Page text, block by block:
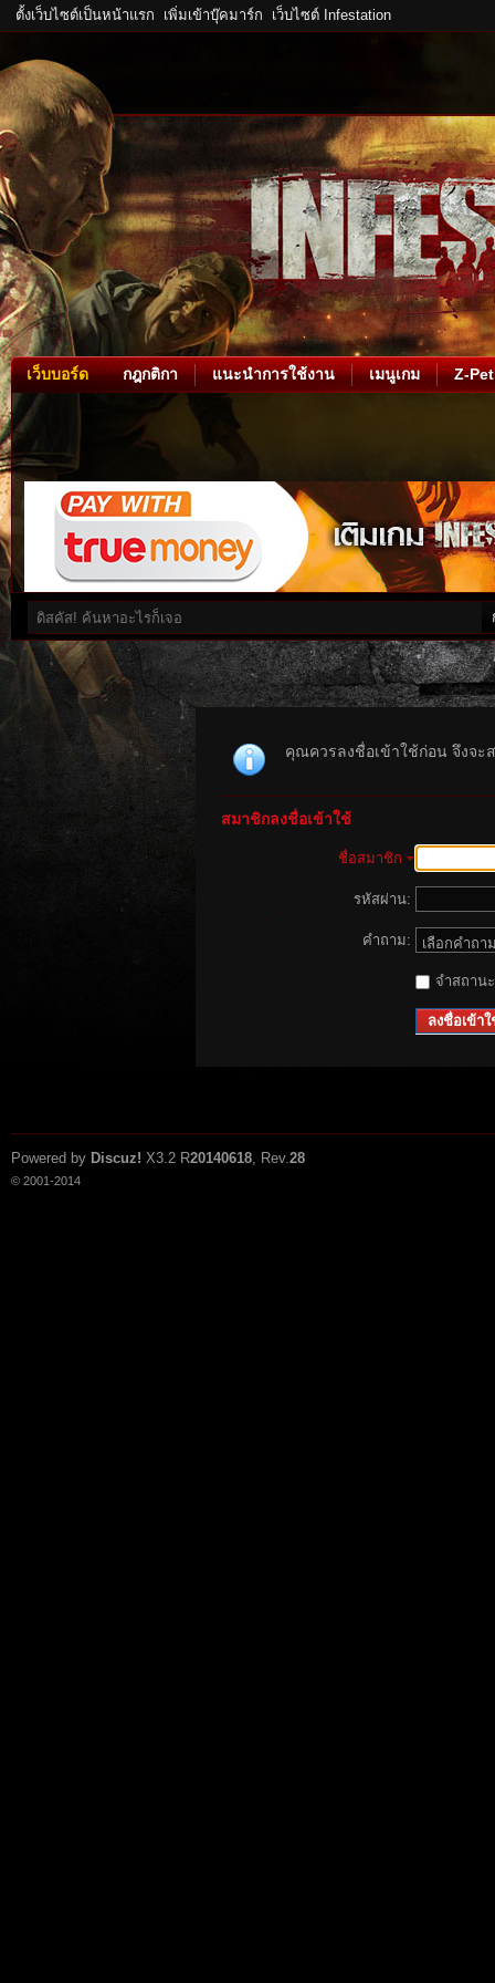
ตั้งเว็บไซต์เป็นหน้าแรก เพิ่มเข้าบุ๊คมาร์ก เว็บไซต์ Infestation
เว็บบอร์ด กฎกติกา แนะนำการใช้งาน เมนูเกม Z-Pet
คุณควรลงชื่อเข้าใช้ก่อน จึงจะ
สมาชิกลงชื่อเข้าใช้
ชื่อสมาชิก
รหัสผ่าน:
คำถาม:
จำสถาน
ลงชื่อเข้าใ
Powered by Discuz! X3.2 R20140618, Rev.28
© 2001-2014